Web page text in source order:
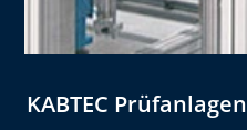
KABTEC Prüfanlagen